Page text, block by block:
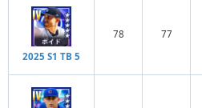
2025 S1 TB 5
78 77